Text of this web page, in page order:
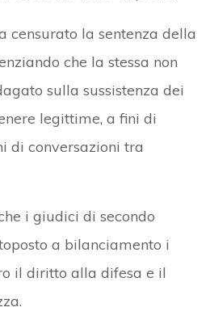
censurato la sentenza della
che la stessa non
sulla sussistenza dei
legittime, a fini di
di conversazioni tra
i giudici di secondo
a bilanciamento i
il diritto alla difesa e il